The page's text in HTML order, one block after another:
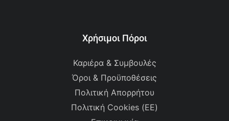
Χρήσιμοι Πόροι
Καριέρα & Συμβουλές
Όροι & Προϋποθέσεις
Πολιτική Απορρήτου
Πολιτική Cookies (ΕΕ)